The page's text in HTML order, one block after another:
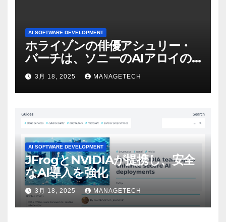
AI SOFTWARE DEVELOPMENT
ホライゾンの俳優アシュリー・
バーチは、ソニーのAIアロイの
ビデオを見て「ゲームパフォー
マンスという芸術形式に不安を
感じた」と語る – IGN
3月 18, 2025 MANAGETECH
AI SOFTWARE DEVELOPMENT
JFrogとNVIDIAが提携し、安全
なAI導入を強化
3月 18, 2025 MANAGETECH